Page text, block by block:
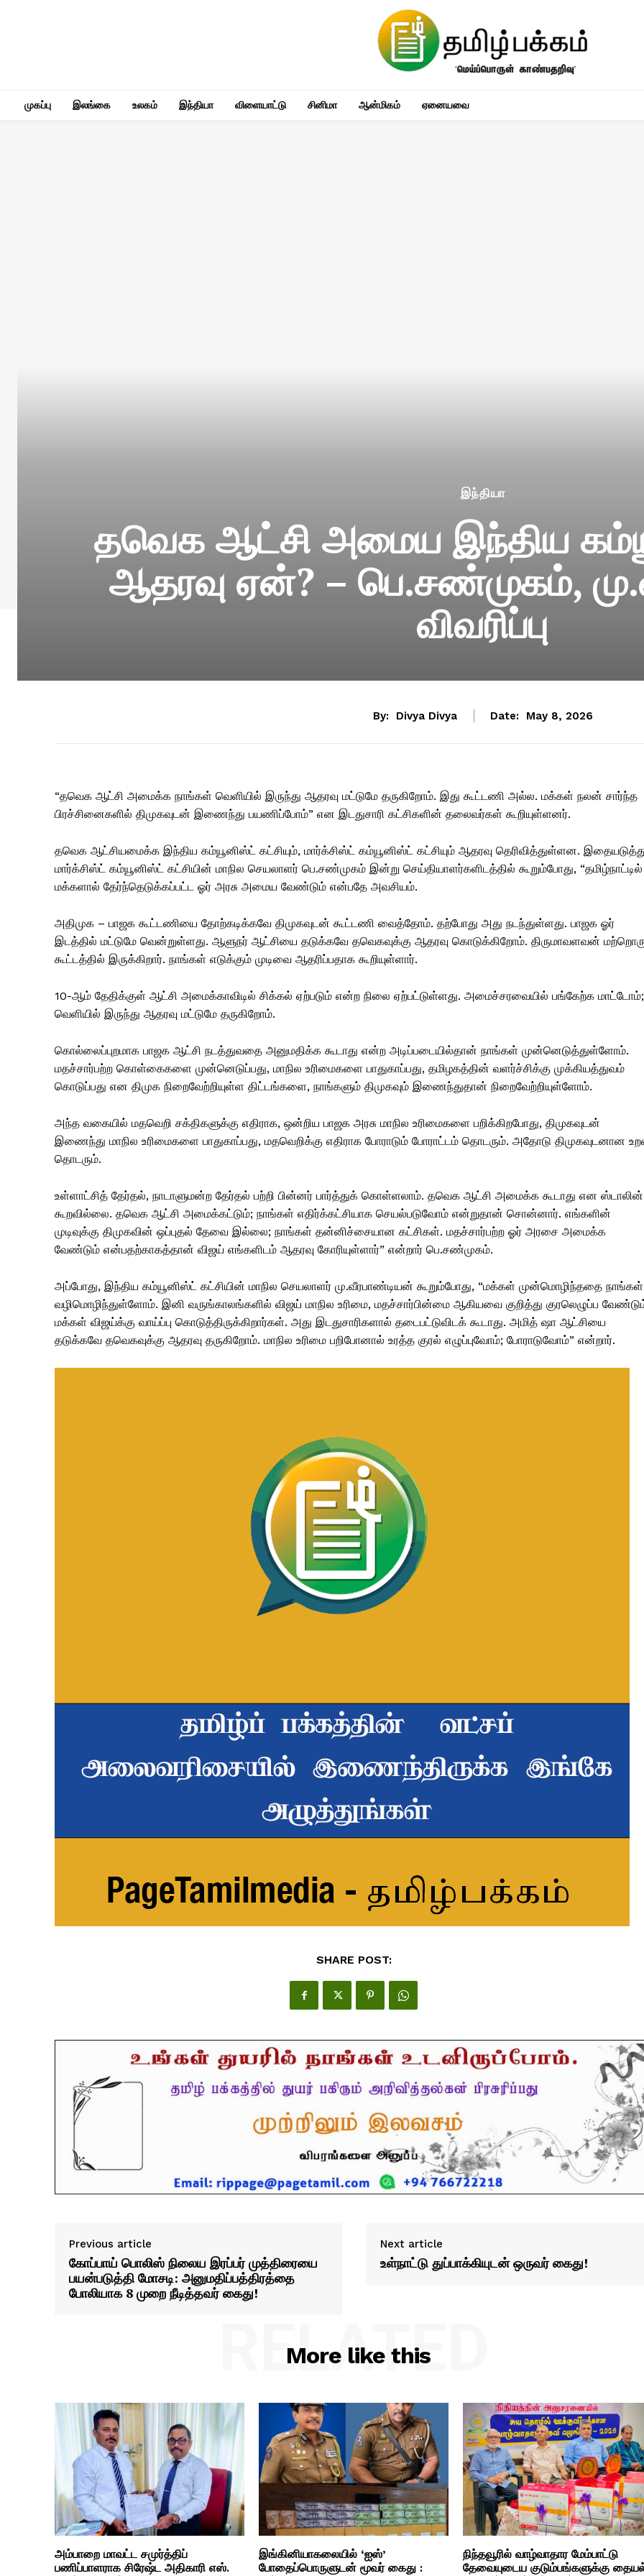
முகப்பு இலங்கை உலகம் இந்தியா விளையாட்டு சினிமா ஆன்மிகம் ஏனையவை
இந்தியா
தவெக ஆட்சி அமைய இந்திய
ஆதரவு ஏன்? – பெ.சண்முகம்,
விவரிப்பு
By: Divya Divya Date: May 8, 2026
“தவெக ஆட்சி அமைக்க நாங்கள் வெளியில் இருந்து ஆதரவு மட்டுமே தருகிறோம். இது கூட்டணி அல்ல. மக்கள் நலன் சார்ந்த
பிரச்சினைகளில் திமுகவுடன் இணைந்து பயணிப்போம்” என இடதுசாரி கட்சிகளின் தலைவர்கள் கூறியுள்ளனர்.
தவெக ஆட்சியமைக்க இந்திய கம்யூனிஸ்ட் கட்சியும், மார்க்சிஸ்ட் கம்யூனிஸ்ட் கட்சியும் ஆதரவு தெரிவித்துள்ளன.
மார்க்சிஸ்ட் கம்யூனிஸ்ட் கட்சியின் மாநில செயலாளர் பெ.சண்முகம் இன்று செய்தியாளர்களிடத்தில் கூறும்போது, “தமிழ்நாட்டில்
மக்களால் தேர்ந்தெடுக்கப்பட்ட ஓர் அரசு அமைய வேண்டும் என்பதே அவசியம்.
அதிமுக – பாஜக கூட்டணியை தோற்கடிக்கவே திமுகவுடன் கூட்டணி வைத்தோம். தற்போது அது நடந்துள்ளது. பாஜக ஓர்
இடத்தில் மட்டுமே வென்றுள்ளது. ஆளுநர் ஆட்சியை தடுக்கவே தவெகவுக்கு ஆதரவு கொடுக்கிறோம். திருமாவளவன்
கூட்டத்தில் இருக்கிறார். நாங்கள் எடுக்கும் முடிவை ஆதரிப்பதாக கூறியுள்ளார்.
10-ஆம் தேதிக்குள் ஆட்சி அமைக்காவிடில் சிக்கல் ஏற்படும் என்ற நிலை ஏற்பட்டுள்ளது. அமைச்சரவையில் பங்கேற்க மாட்டோம்;
வெளியில் இருந்து ஆதரவு மட்டுமே தருகிறோம்.
கொல்லைப்புறமாக பாஜக ஆட்சி நடத்துவதை அனுமதிக்க கூடாது என்ற அடிப்படையில்தான் நாங்கள் முன்னெடுத்துள்ளோம்.
மதச்சார்பற்ற கொள்கைகளை முன்னெடுப்பது, மாநில உரிமைகளை பாதுகாப்பது, தமிழகத்தின் வளர்ச்சிக்கு முக்கியத்துவம்
கொடுப்பது என திமுக நிறைவேற்றியுள்ள திட்டங்களை, நாங்களும் திமுகவும் இணைந்துதான் நிறைவேற்றியுள்ளோம்.
அந்த வகையில் மதவெறி சக்திகளுக்கு எதிராக, ஒன்றிய பாஜக அரசு மாநில உரிமைகளை பறிக்கிறபோது, திமுகவுடன்
இணைந்து மாநில உரிமைகளை பாதுகாப்பது, மதவெறிக்கு எதிராக போராடும் போராட்டம் தொடரும். அதோடு திமுகவுடனான
தொடரும்.
உள்ளாட்சித் தேர்தல், நாடாளுமன்ற தேர்தல் பற்றி பின்னர் பார்த்துக் கொள்ளலாம். தவெக ஆட்சி அமைக்க கூடாது என ஸ்டாலின்
கூறவில்லை. தவெக ஆட்சி அமைக்கட்டும்; நாங்கள் எதிர்க்கட்சியாக செயல்படுவோம் என்றுதான் சொன்னார். எங்களின்
முடிவுக்கு திமுகவின் ஒப்புதல் தேவை இல்லை; நாங்கள் தன்னிச்சையான கட்சிகள். மதச்சார்பற்ற ஓர் அரசை அமைக்க
வேண்டும் என்பதற்காகத்தான் விஜய் எங்களிடம் ஆதரவு கோரியுள்ளார்” என்றார் பெ.சண்முகம்.
அப்போது, இந்திய கம்யூனிஸ்ட் கட்சியின் மாநில செயலாளர் மு.வீரபாண்டியன் கூறும்போது, “மக்கள் முன்மொழிந்ததை நாங்கள்
வழிமொழிந்துள்ளோம். இனி வருங்காலங்களில் விஜய் மாநில உரிமை, மதச்சார்பின்மை ஆகியவை குறித்து குரலெழுப்ப
மக்கள் விஜய்க்கு வாய்ப்பு கொடுத்திருக்கிறார்கள். அது இடதுசாரிகளால் தடைபட்டுவிடக் கூடாது. அமித் ஷா ஆட்சியை
தடுக்கவே தவெகவுக்கு ஆதரவு தருகிறோம். மாநில உரிமை பறிபோனால் உரத்த குரல் எழுப்புவோம்; போராடுவோம்” என்றார்.
SHARE POST:
Previous article
கோப்பாய் பொலிஸ் நிலைய இரப்பர் முத்திரையை
பயன்படுத்தி மோசடி: அனுமதிப்பத்திரத்தை
போலியாக 8 முறை நீடித்தவர் கைது!
Next article
உள்நாட்டு துப்பாக்கியுடன் ஒருவர் கைது!
More like this
RELATED
அம்பாறை மாவட்ட சமுர்த்திப்
பணிப்பாளராக சிரேஷ்ட அதிகாரி எஸ்.
இங்கினியாகலையில் ‘ஐஸ்’
போதைப்பொருளுடன் மூவர் கைது :
நிந்தவூரில் வாழ்வாதார மேம்பாட்டு
தேவையுடைய குடும்பங்களுக்கு